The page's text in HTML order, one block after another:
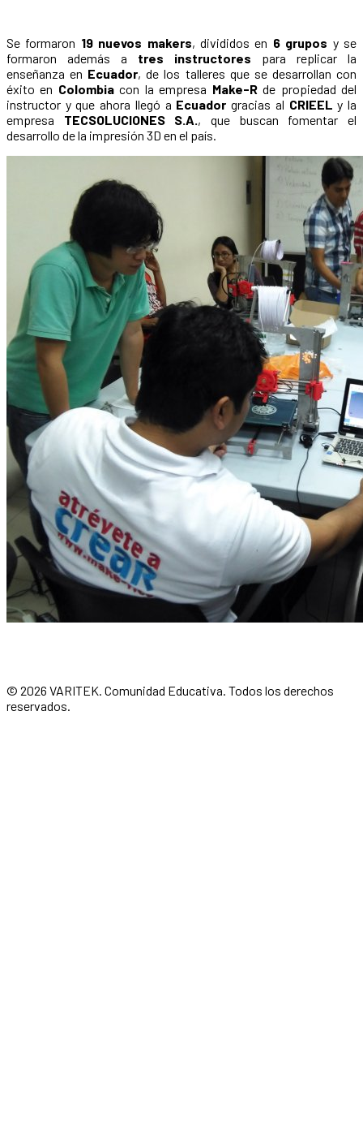
Se formaron 19 nuevos makers, divididos en 6 grupos y se
formaron además a tres instructores para replicar la
enseñanza en Ecuador, de los talleres que se desarrollan con
éxito en Colombiacon la empresa Make-Rde propiedad del
instructor y que ahora llegó a Ecuador gracias al CRIEEL y la
empresa TECSOLUCIONES S.A., que buscan fomentar el
desarrollo de la impresión 3D en el país.
© 2026 VARITEK. Comunidad Educativa. Todos los derechos
reservados.